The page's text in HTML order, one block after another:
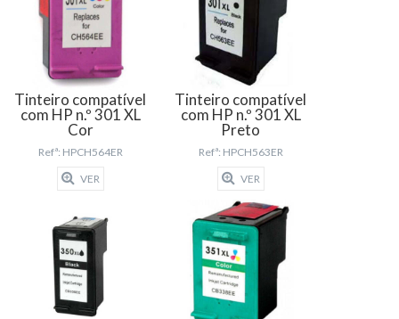
Tinteiro compatível
com HP n.º 301 XL
Cor
Refª: HPCH564ER
VER
Tinteiro compatível
com HP n.º 301 XL
Preto
Refª: HPCH563ER
VER